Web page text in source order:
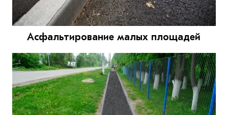
Асфальтирование малых площадей